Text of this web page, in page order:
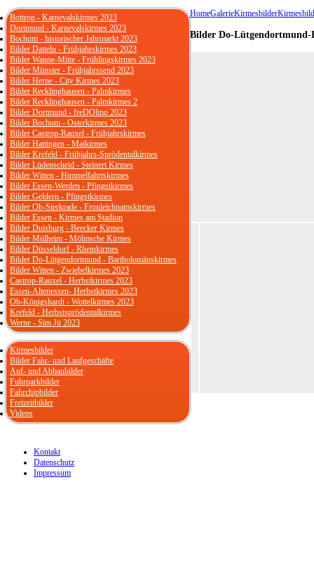
HomeGalerieKirmesbilder
Bilder Do-Lütgendortmund-
Bottrop - Karnevalskirmes 2023
Dortmund - Karnevalskirmes 2023
Bochum - historischer Jahrmarkt 2023
Bilder Datteln - Frühjahrskirmes 2023
Bilder Wanne-Mitte - Frühlingskirmes 2023
Bilder Münster - Frühjahrssend 2023
Bilder Herne - City Kirmes 2023
Bilder Recklinghausen - Palmkirmes
Bilder Recklinghausen - Palmkirmes 2
Bilder Dortmund - freDOlino 2023
Bilder Bochum - Osterkirmes 2023
Bilder Castrop-Rauxel - Frühjahrskirmes
Bilder Hattingen - Maikirmes
Bilder Krefeld - Frühjahrs-Sprödentalkirmes
Bilder Lüdenscheid - Steinert Kirmes
Bilder Witten - Himmelfahrtskirmes
Bilder Essen-Werden - Pfingstkirmes
Bilder Geldern - Pfingstkirmes
Bilder Ob-Sterkrade - Fronleichnamskirmes
Bilder Essen - Kirmes am Stadion
Bilder Duisburg - Beecker Kirmes
Bilder Mülheim - Mölmsche Kirmes
Bilder Düsseldorf - Rheinkirmes
Bilder Do-Lütgendortmund - Bartholomäuskirmes
Bilder Witten - Zwiebelkirmes 2023
Castrop-Rauxel - Herbstkirmes 2023
Essen-Altenessen- Herbstkirmes 2023
Ob-Königshardt - Wottelkirmes 2023
Krefeld - Herbstsprödentalkirmes
Werne - Sim Jü 2023
Kirmesbilder
Bilder Fahr- und Laufgeschäfte
Auf- und Abbaubilder
Fuhrparkbilder
Fahrchipbilder
Freizeitbilder
Videos
Kontakt
Datenschutz
Impressum